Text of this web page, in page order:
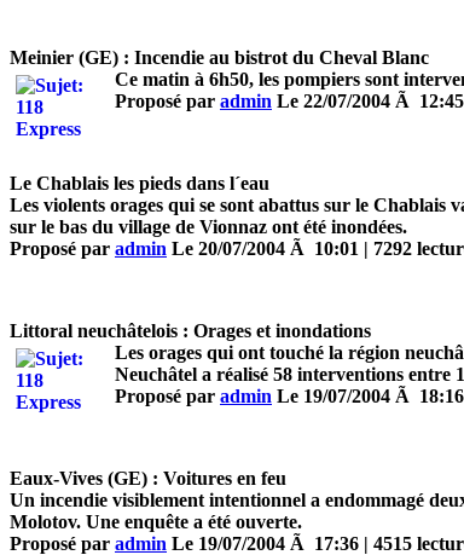
Meinier (GE) : Incendie au bistrot du Cheval Blanc
Ce matin à 6h50, les pompiers sont
Proposé par admin Le 22/07/2004 Ã
Le Chablais les pieds dans l´eau
Les violents orages qui se sont abattus sur le Chablais
sur le bas du village de Vionnaz ont été inondées.
Proposé par admin Le 20/07/2004 Ã 10:01 | 7292
Littoral neuchâtelois : Orages et inondations
Les orages qui ont touché la région
Neuchâtel a réalisé 58 interventions entre
Proposé par admin Le 19/07/2004 Ã
Eaux-Vives (GE) : Voitures en feu
Un incendie visiblement intentionnel a endommagé
Molotov. Une enquête a été ouverte.
Proposé par admin Le 19/07/2004 Ã 17:36 | 4515